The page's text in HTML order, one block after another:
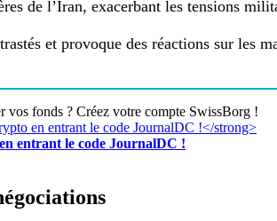
de l’Iran, exacerbant les tensions
et provoque des réactions sur les
vos fonds ? Créez votre compte SwissBorg !
entrant le code JournalDC !